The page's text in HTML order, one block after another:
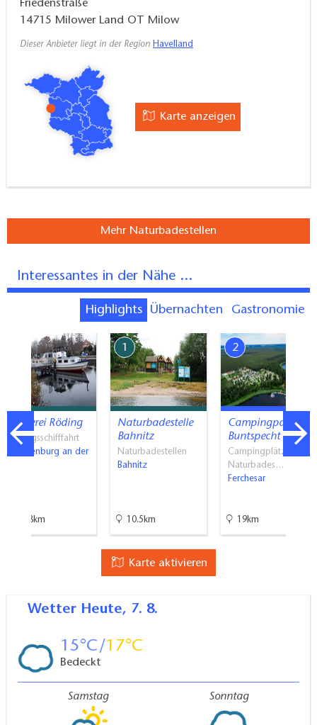
Friedenstraße
14715 Milower Land OT Milow
Dieser Anbieter liegt in der Region Havelland
Karte anzeigen
Mehr Naturbadestellen
Interessantes in der Nähe ...
Highlights Übernachten Gastronomie
Reederei Röding
Ausflugsschifffahrt
Brandenburg an der
29.8km
1
Naturbadestelle
Bahnitz
Naturbadestellen
Bahnitz
10.5km
2
Campingpark
Buntspecht
Campingplätze,
Naturbades…
Ferchesar
19km
Karte aktivieren
Wetter Heute, 7. 8.
15 17
Bedeckt
Samstag Sonntag